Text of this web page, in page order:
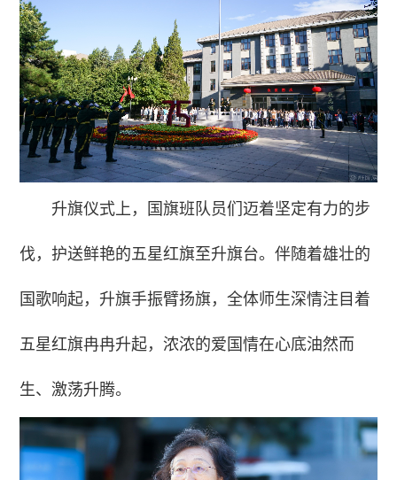
升旗仪式上，国旗班队员们迈着坚定有力的步
伐，护送鲜艳的五星红旗至升旗台。伴随着雄壮的
国歌响起，升旗手振臂扬旗，全体师生深情注目着
五星红旗冉冉升起，浓浓的爱国情在心底油然而
生、激荡升腾。